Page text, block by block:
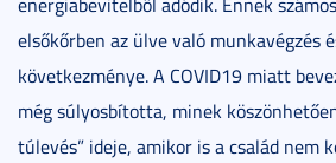
elsőkőrben az ülve való munkavégzés
következménye. A COVID19 miatt
még súlyosbította, minek
túlevés” ideje, amikor is a család nem